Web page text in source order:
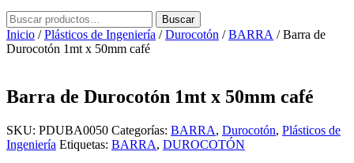
Buscar
por:
Buscar
Inicio /Plásticos de Ingeniería /Durocotón /BARRA / Barra de
Durocotón 1mt x 50mm café
Barra de Durocotón 1mt x 50mm café
SKU: PDUBA0050 Categorías: BARRA, Durocotón, Plásticos de
Ingeniería Etiquetas: BARRA, DUROCOTÓN